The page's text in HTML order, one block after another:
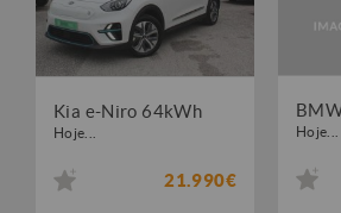
Kia e-Niro 64kWh
Hoje...
21.990€
Hoje...